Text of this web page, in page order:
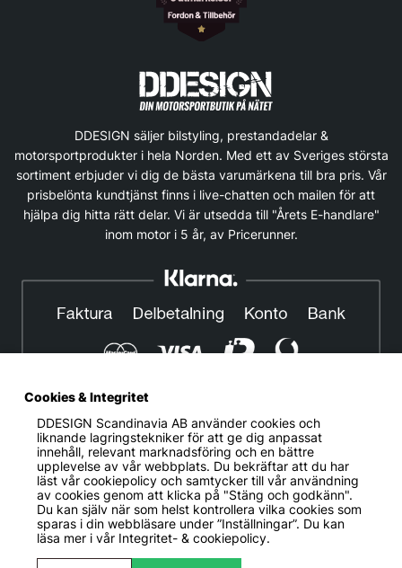
DDESIGN säljer bilstyling, prestandadelar &
motorsportprodukter i hela Norden. Med ett av Sveriges största
sortiment erbjuder vi dig de bästa varumärkena till bra pris. Vår
prisbelönta kundtjänst finns i live-chatten och mailen för att
hjälpa dig hitta rätt delar. Vi är utsedda till "Årets E-handlare"
inom motor i 5 år, av Pricerunner.
© DDESIGN. Alla rättigheter reserverade.
Om oss|Privacy policy|Cookiepolicy|Köp- och
leveransvillkor
Telefonnummer: 019-507 40 01
Helgfria vardagar 10:00-12:00
DDESIGN Scandinavia AB Organisationsnummer:
Cookies & Integritet
DDESIGN Scandinavia ABanvänder cookies och
liknande lagringstekniker för att ge dig anpassat
innehåll, relevant marknadsföring och en bättre
upplevelse av vår webbplats. Du bekräftar att du har
läst vår cookiepolicy och samtycker till vår användning
av cookies genom att klicka på "Stäng och godkänn".
Du kan själv när som helst kontrollera vilka cookies som
sparas i din webbläsare under ”Inställningar”. Du kan
läsa mer i vår Integritet- & cookiepolicy.